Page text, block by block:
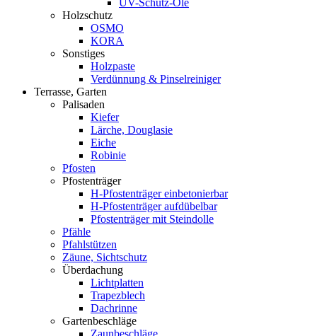
UV-Schutz-Öle
Holzschutz
OSMO
KORA
Sonstiges
Holzpaste
Verdünnung & Pinselreiniger
Terrasse, Garten
Palisaden
Kiefer
Lärche, Douglasie
Eiche
Robinie
Pfosten
Pfostenträger
H-Pfostenträger einbetonierbar
H-Pfostenträger aufdübelbar
Pfostenträger mit Steindolle
Pfähle
Pfahlstützen
Zäune, Sichtschutz
Überdachung
Lichtplatten
Trapezblech
Dachrinne
Gartenbeschläge
Zaunbeschläge